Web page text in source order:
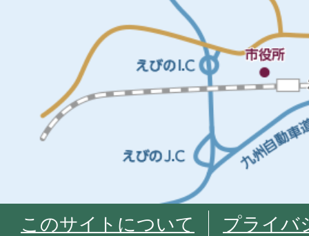
このサイトについて
プライバ